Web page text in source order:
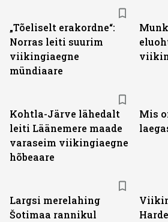
„Tõeliselt erakordne“:
Norras leiti suurim
viikingiaegne
mündiaare
Kohtla-Järve lähedalt
leiti Läänemere maade
varaseim viikingiaegne
hõbeaare
Mis
Largsi merelahing
Šotimaa rannikul